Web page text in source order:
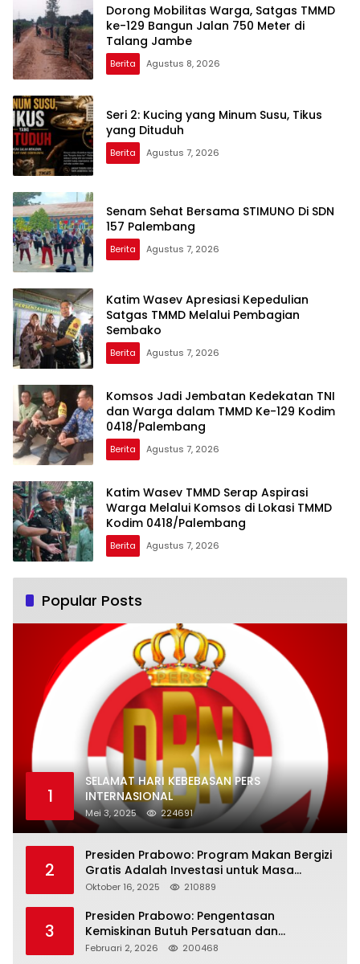
Dorong Mobilitas Warga, Satgas TMMD
ke-129 Bangun Jalan 750 Meter di
Talang Jambe
Berita Agustus 8, 2026
Seri 2: Kucing yang Minum Susu, Tikus
yang Dituduh
Berita Agustus 7, 2026
Senam Sehat Bersama STIMUNO Di SDN
157 Palembang
Berita Agustus 7, 2026
Katim Wasev Apresiasi Kepedulian
Satgas TMMD Melalui Pembagian
Sembako
Berita Agustus 7, 2026
Komsos Jadi Jembatan Kedekatan TNI
dan Warga dalam TMMD Ke-129 Kodim
0418/Palembang
Berita Agustus 7, 2026
Katim Wasev TMMD Serap Aspirasi
Warga Melalui Komsos di Lokasi TMMD
Kodim 0418/Palembang
Berita Agustus 7, 2026
Popular Posts
1
SELAMAT HARI KEBEBASAN PERS
INTERNASIONAL
Mei 3, 2025 224691
2
Presiden Prabowo: Program Makan Bergizi
Gratis Adalah Investasi untuk Masa
Depan Bangsa
Oktober 16, 2025 210889
3
Presiden Prabowo: Pengentasan
Kemiskinan Butuh Persatuan dan
Kepemimpinan yang Bertanggung Jawab
Februari 2, 2026 200468